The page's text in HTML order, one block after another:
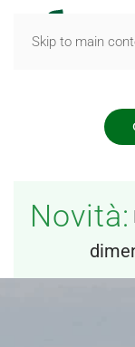
Skip to main
Novità: